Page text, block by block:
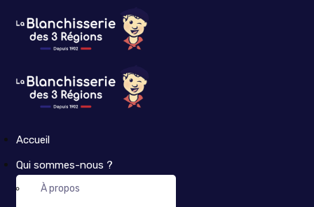
Accueil
Qui sommes-nous ?
À propos